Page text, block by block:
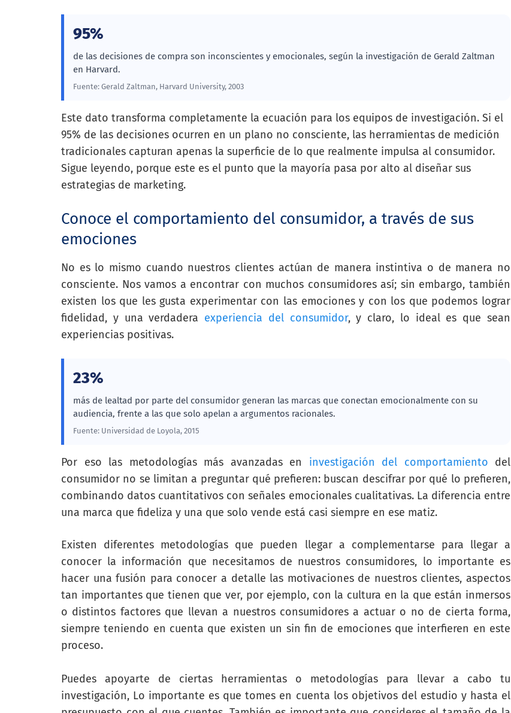
95%
de las decisiones de compra son inconscientes y emocionales, según la investigación de Gerald Zaltman
en Harvard.
Fuente: Gerald Zaltman, Harvard University, 2003
Este dato transforma completamente la ecuación para los equipos de investigación. Si el
95% de las decisiones ocurren en un plano no consciente, las herramientas de medición
tradicionales capturan apenas la superficie de lo que realmente impulsa al consumidor.
Sigue leyendo, porque este es el punto que la mayoría pasa por alto al diseñar sus
estrategias de marketing.
Conoce el comportamiento del consumidor, a través de sus
emociones
No es lo mismo cuando nuestros clientes actúan de manera instintiva o de manera no
consciente. Nos vamos a encontrar con muchos consumidores así; sin embargo, también
existen los que les gusta experimentar con las emociones y con los que podemos lograr
fidelidad, y una verdadera experiencia del consumidor, y claro, lo ideal es que sean
experiencias positivas.
23%
más de lealtad por parte del consumidor generan las marcas que conectan emocionalmente con su
audiencia, frente a las que solo apelan a argumentos racionales.
Fuente: Universidad de Loyola, 2015
Por eso las metodologías más avanzadas en investigación del comportamiento del
consumidor no se limitan a preguntar qué prefieren: buscan descifrar por qué lo prefieren,
combinando datos cuantitativos con señales emocionales cualitativas. La diferencia entre
una marca que fideliza y una que solo vende está casi siempre en ese matiz.
Existen diferentes metodologías que pueden llegar a complementarse para llegar a
conocer la información que necesitamos de nuestros consumidores, lo importante es
hacer una fusión para conocer a detalle las motivaciones de nuestros clientes, aspectos
tan importantes que tienen que ver, por ejemplo, con la cultura en la que están inmersos
o distintos factores que llevan a nuestros consumidores a actuar o no de cierta forma,
siempre teniendo en cuenta que existen un sin fin de emociones que interfieren en este
proceso.
Puedes apoyarte de ciertas herramientas o metodologías para llevar a cabo tu
investigación, Lo importante es que tomes en cuenta los objetivos del estudio y hasta el